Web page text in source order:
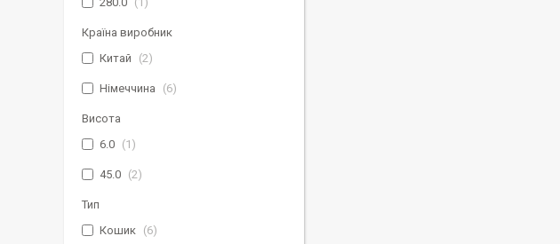
Країна виробник
Китай
2
Німеччина 6
Висота
6.0
1
45.0 2
Тип
Кошик
6